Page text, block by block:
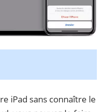
iPad sans connaître le